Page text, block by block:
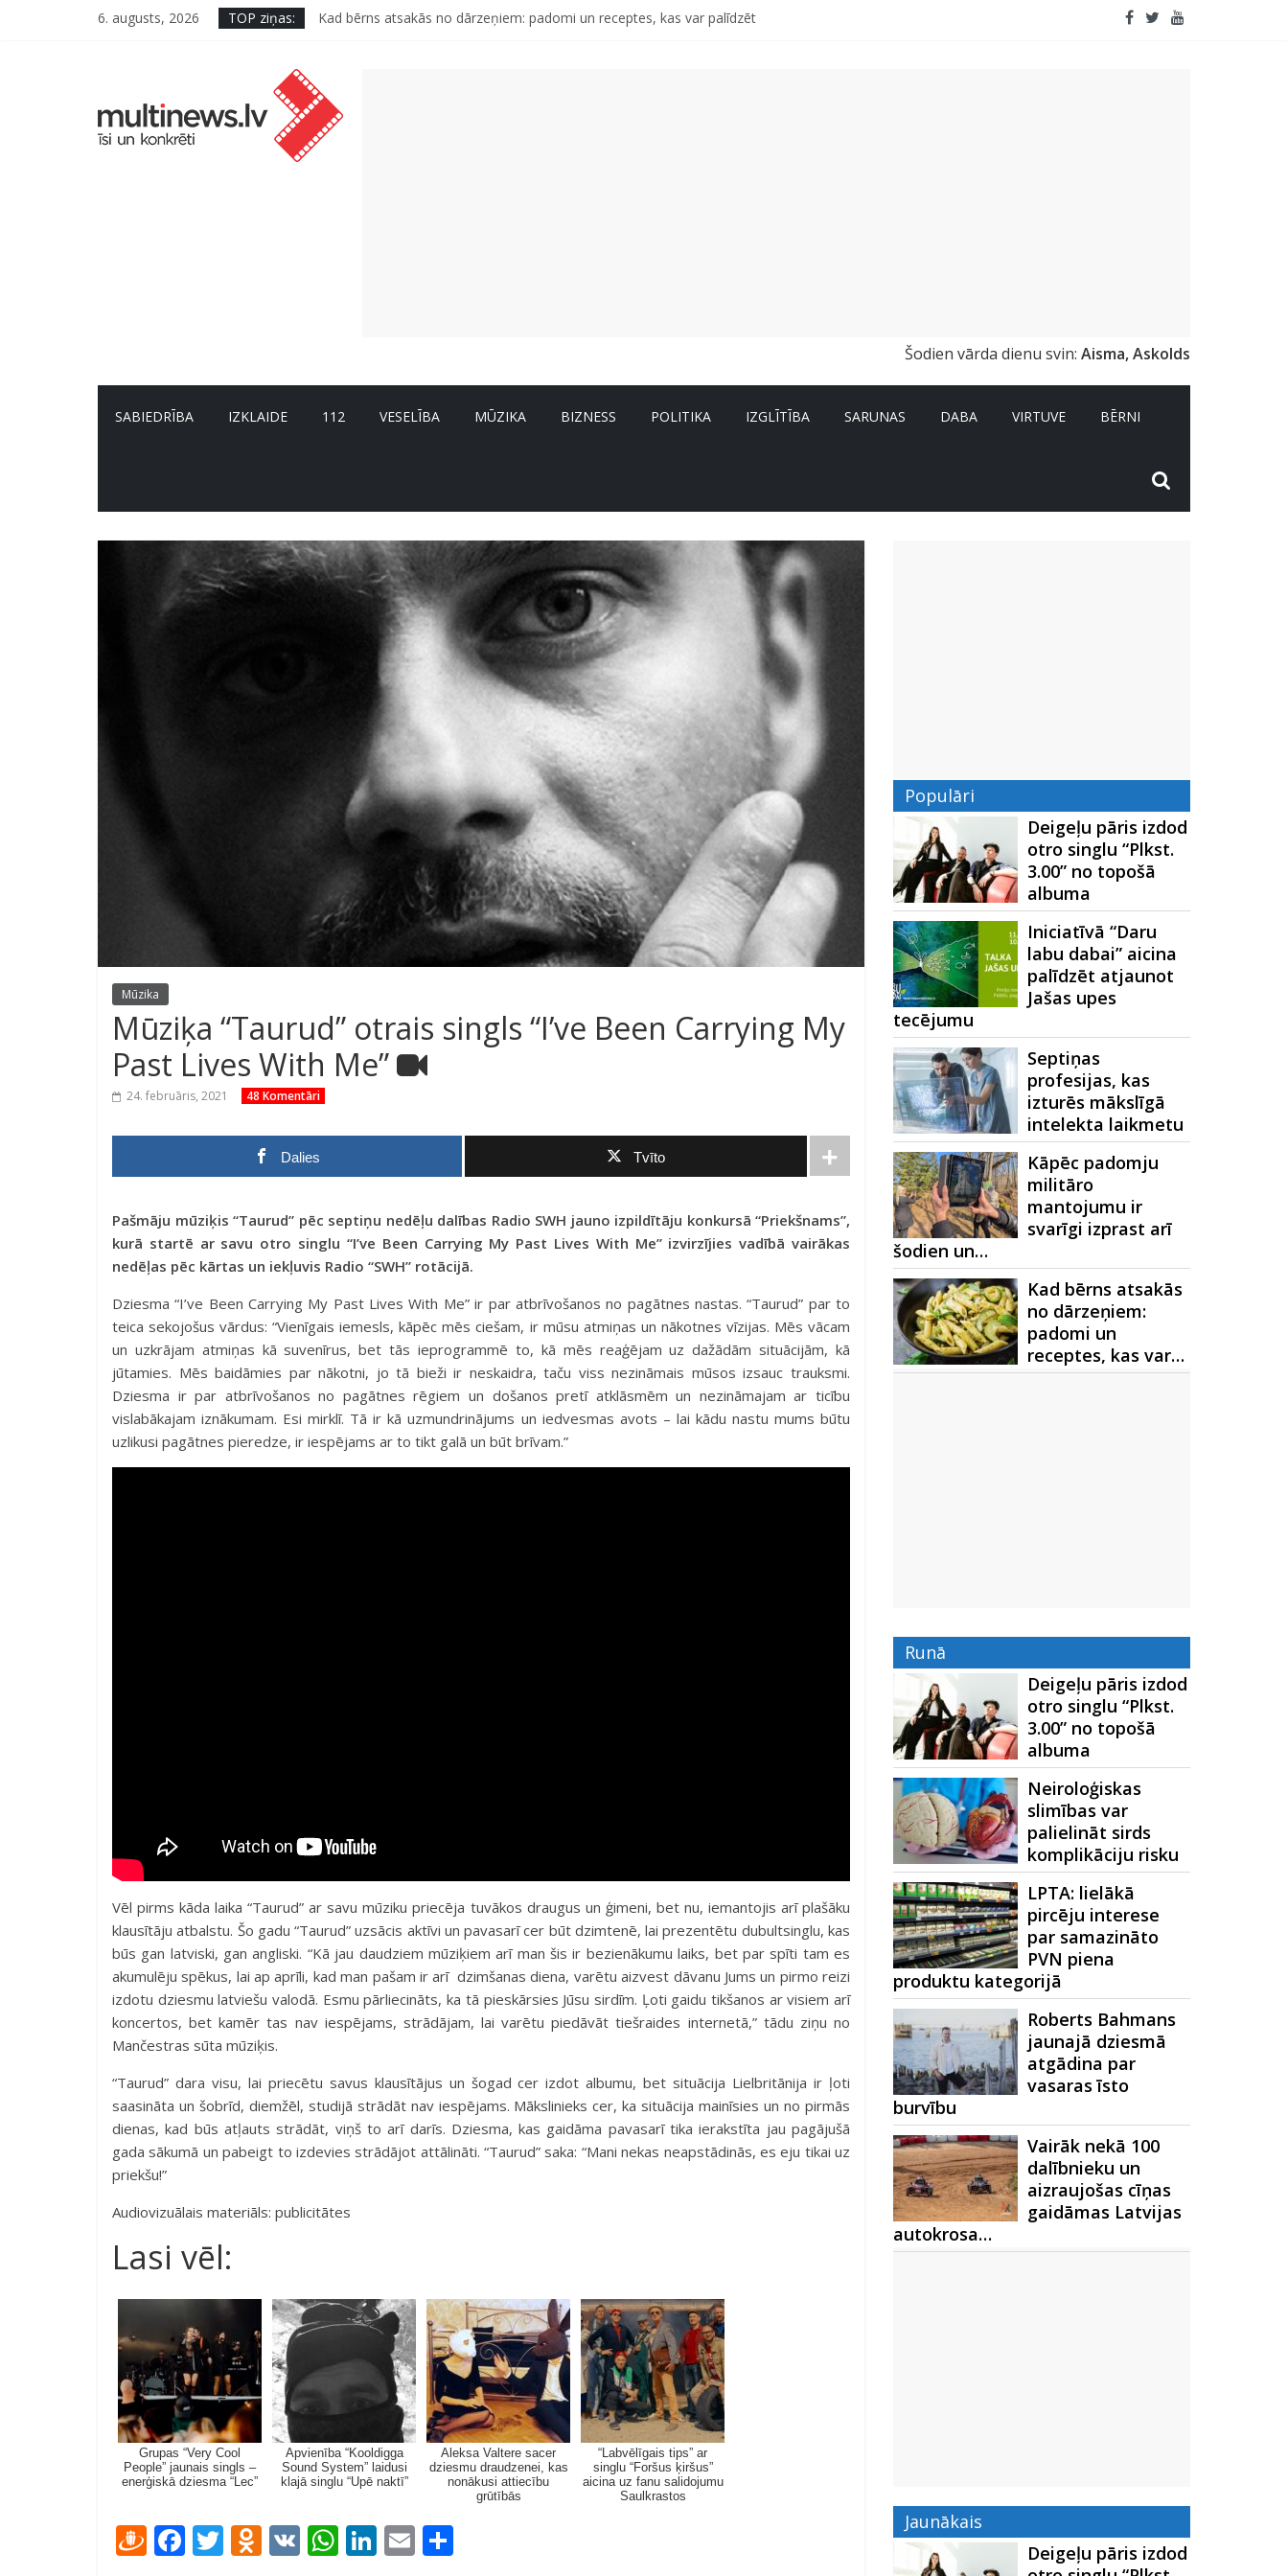
6. augusts, 2026 TOP ziņas:
Kāpēc padomju militāro mantojumu ir svarīgi izprast arī šodien un kā to palīdz paveikt papildinātā realitāte
Septiņas profesijas, kas izturēs mākslīgā intelekta laikmetu
Šodien vārda dienu svin: Aisma, Askolds
SABIEDRĪBA IZKLAIDE 112 VESELĪBA MŪZIKA BIZNESS POLITIKA IZGLĪTĪBA SARUNAS DABA VIRTUVE BĒRNI
Mūzika
Mūziķa “Taurud” otrais singls “I’ve Been Carrying My
Past Lives With Me”
24. februāris, 2021 48 Komentāri
Dalies Tvīto
Pašmāju mūziķis “Taurud” pēc septiņu nedēļu dalības Radio SWH jauno izpildītāju konkursā “Priekšnams”,
kurā startē ar savu otro singlu “I’ve Been Carrying My Past Lives With Me” izvirzījies vadībā vairākas
nedēļas pēc kārtas un iekļuvis Radio “SWH” rotācijā.
Dziesma “I’ve Been Carrying My Past Lives With Me” ir par atbrīvošanos no pagātnes nastas. “Taurud” par to
teica sekojošus vārdus: “Vienīgais iemesls, kāpēc mēs ciešam, ir mūsu atmiņas un nākotnes vīzijas. Mēs vācam
un uzkrājam atmiņas kā suvenīrus, bet tās ieprogrammē to, kā mēs reaģējam uz dažādām situācijām, kā
jūtamies. Mēs baidāmies par nākotni, jo tā bieži ir neskaidra, taču viss nezināmais mūsos izsauc trauksmi.
Dziesma ir par atbrīvošanos no pagātnes rēgiem un došanos pretī atklāsmēm un nezināmajam ar ticību
vislabākajam iznākumam. Esi mirklī. Tā ir kā uzmundrinājums un iedvesmas avots – lai kādu nastu mums būtu
uzlikusi pagātnes pieredze, ir iespējams ar to tikt galā un būt brīvam.”
Vēl pirms kāda laika “Taurud” ar savu mūziku priecēja tuvākos draugus un ģimeni, bet nu, iemantojis arī plašāku
klausītāju atbalstu. Šo gadu “Taurud” uzsācis aktīvi un pavasarī cer būt dzimtenē, lai prezentētu dubultsinglu, kas
būs gan latviski, gan angliski. “Kā jau daudziem mūziķiem arī man šis ir bezienākumu laiks, bet par spīti tam es
akumulēju spēkus, lai ap aprīli, kad man pašam ir arī dzimšanas diena, varētu aizvest dāvanu Jums un pirmo reizi
izdotu dziesmu latviešu valodā. Esmu pārliecināts, ka tā pieskārsies Jūsu sirdīm. Ļoti gaidu tikšanos ar visiem arī
koncertos, bet kamēr tas nav iespējams, strādājam, lai varētu piedāvāt tiešraides internetā,” tādu ziņu no
Mančestras sūta mūziķis.
“Taurud” dara visu, lai priecētu savus klausītājus un šogad cer izdot albumu, bet situācija Lielbritānija ir ļoti
saasināta un šobrīd, diemžēl, studijā strādāt nav iespējams. Mākslinieks cer, ka situācija mainīsies un no pirmās
dienas, kad būs atļauts strādāt, viņš to arī darīs. Dziesma, kas gaidāma pavasarī tika ierakstīta jau pagājušā
gada sākumā un pabeigt to izdevies strādājot attālināti. “Taurud” saka: “Mani nekas neapstādinās, es eju tikai uz
priekšu!”
Audiovizuālais materiāls: publicitātes
Lasi vēl:
Grupas “Very Cool
People” jaunais singls –
enerģiskā dziesma “Lec”
Apvienība “Kooldigga
Sound System” laidusi
klajā singlu “Upē naktī”
Aleksa Valtere sacer
dziesmu draudzenei, kas
nonākusi attiecību
grūtībās
“Labvēlīgais tips” ar
singlu “Foršus ķiršus”
aicina uz fanu salidojumu
Saulkrastos
D F T O V W Li E
Populāri
Deigeļu pāris izdod
otro singlu “Plkst.
3.00” no topošā
albuma
Iniciatīvā “Daru
labu dabai” aicina
palīdzēt atjaunot
Jašas upes
tecējumu
Septiņas
profesijas, kas
izturēs mākslīgā
intelekta laikmetu
Kāpēc padomju
militāro
mantojumu ir
svarīgi izprast arī
šodien un…
Kad bērns atsakās
no dārzeņiem:
padomi un
receptes, kas var…
Runā
Deigeļu pāris izdod
otro singlu “Plkst.
3.00” no topošā
albuma
Neiroloģiskas
slimības var
palielināt sirds
komplikāciju risku
LPTA: lielākā
pircēju interese
par samazināto
PVN piena
produktu kategorijā
Roberts Bahmans
jaunajā dziesmā
atgādina par
vasaras īsto
burvību
Vairāk nekā 100
dalībnieku un
aizraujošas cīņas
gaidāmas Latvijas
autokrosa…
Jaunākais
Deigeļu pāris izdod